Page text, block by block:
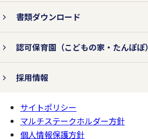
書類ダウンロード
認可保育園 （こどもの家・たんぽぽ）
採用情報
ページの
一番上へ
サイトポリシー
マルチステークホルダー方針
個人情報保護方針